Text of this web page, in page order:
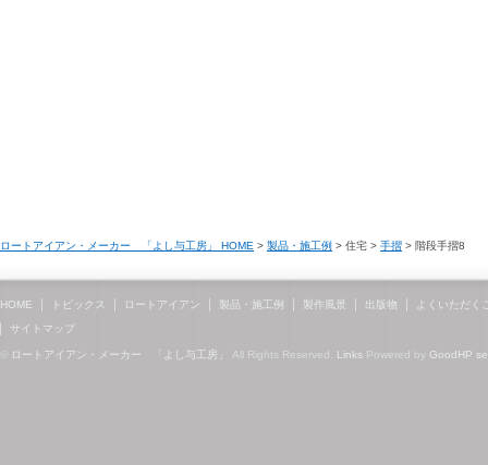
ロートアイアン・メーカー 「よし与工房」 HOME > 製品・施工例 > 住宅 > 手摺 > 階段手摺8
HOME トピックス ロートアイアン 製品・施工例 製作風景 出版物
よくいただく
サイトマップ
ロートアイアン・メーカー 「よし与工房」 All Rights Reserved. Links Powered by GoodHP